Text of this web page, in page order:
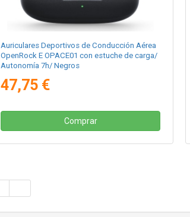
Auriculares Deportivos de Conducción Aérea
OpenRock E OPACE01 con estuche de carga/
Autonomía 7h/ Negros
47,75 €
Comprar